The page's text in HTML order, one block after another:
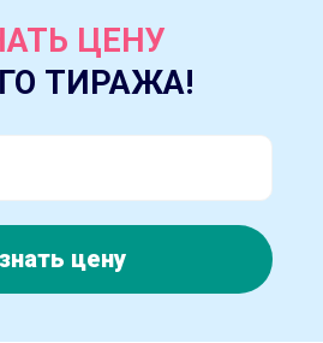
ЦЕНУ
ТИРАЖА!
цену